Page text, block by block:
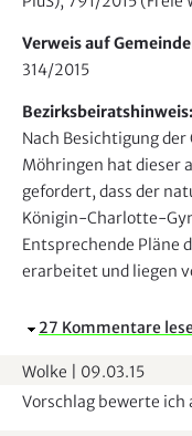
Verweis auf
314/2015
Bezirksbeiratshinweis:
Nach Besichtigung
Möhringen hat dieser
gefordert, dass der
Königin-Charlotte-
Entsprechende Pläne
erarbeitet und liegen
A
s
b
27 Kommentare
Wolke
09.03.15
Vorschlag bewerte ich